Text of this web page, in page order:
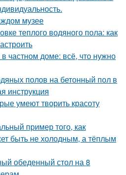
музее
теплого водяного пола: как
частном доме: всё, что нужно
полов на бетонный пол в
инструкция
умеют творить красоту
пример того, как
быть не холодным, а тёплым
обеденный стол на 8